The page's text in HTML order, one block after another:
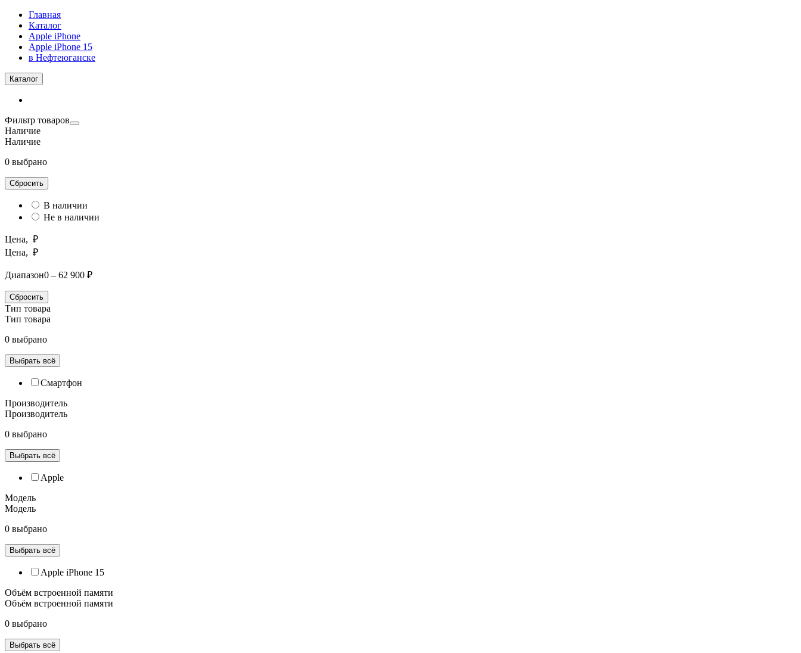
Главная
Каталог
Apple iPhone
Apple iPhone 15
в Нефтеюганске
Каталог
Фильтр товаров
Наличие
Наличие
0 выбрано
Сбросить
В наличии
Не в наличии
Цена, ₽
Цена, ₽
Диапазон0 – 62 900 ₽
Сбросить
Тип товара
Тип товара
0 выбрано
Выбрать всё
Смартфон
Производитель
Производитель
0 выбрано
Выбрать всё
Apple
Модель
Модель
0 выбрано
Выбрать всё
Apple iPhone 15
Объём встроенной памяти
Объём встроенной памяти
0 выбрано
Выбрать всё